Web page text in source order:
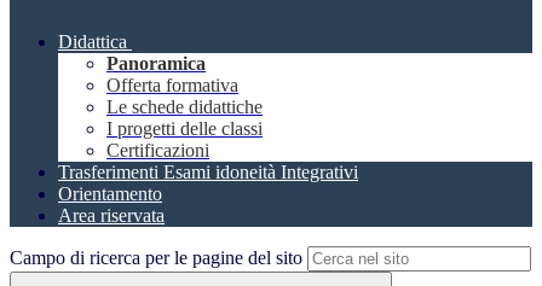
Didattica
Panoramica
Offerta formativa
Le schede didattiche
I progetti delle classi
Certificazioni
Trasferimenti Esami idoneità Integrativi
Orientamento
Area riservata
Campo di ricerca per le pagine del sito